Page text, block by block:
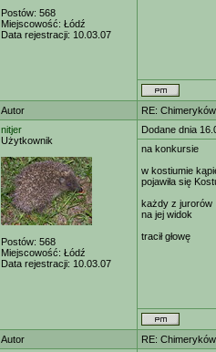
Postów: 568
Miejscowość: Łódź
Data rejestracji: 10.03.07
Autor
RE:
nitjer
Użytkownik
Postów: 568
Miejscowość: Łódź
Data rejestracji: 10.03.07
Dodane dnia
na konkursie
w kostiumie
pojawiła się
każdy z jurorów
na jej widok
tracił głowę
Autor
RE: